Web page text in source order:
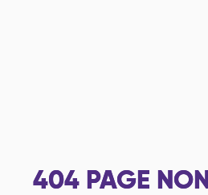
404 PAGE